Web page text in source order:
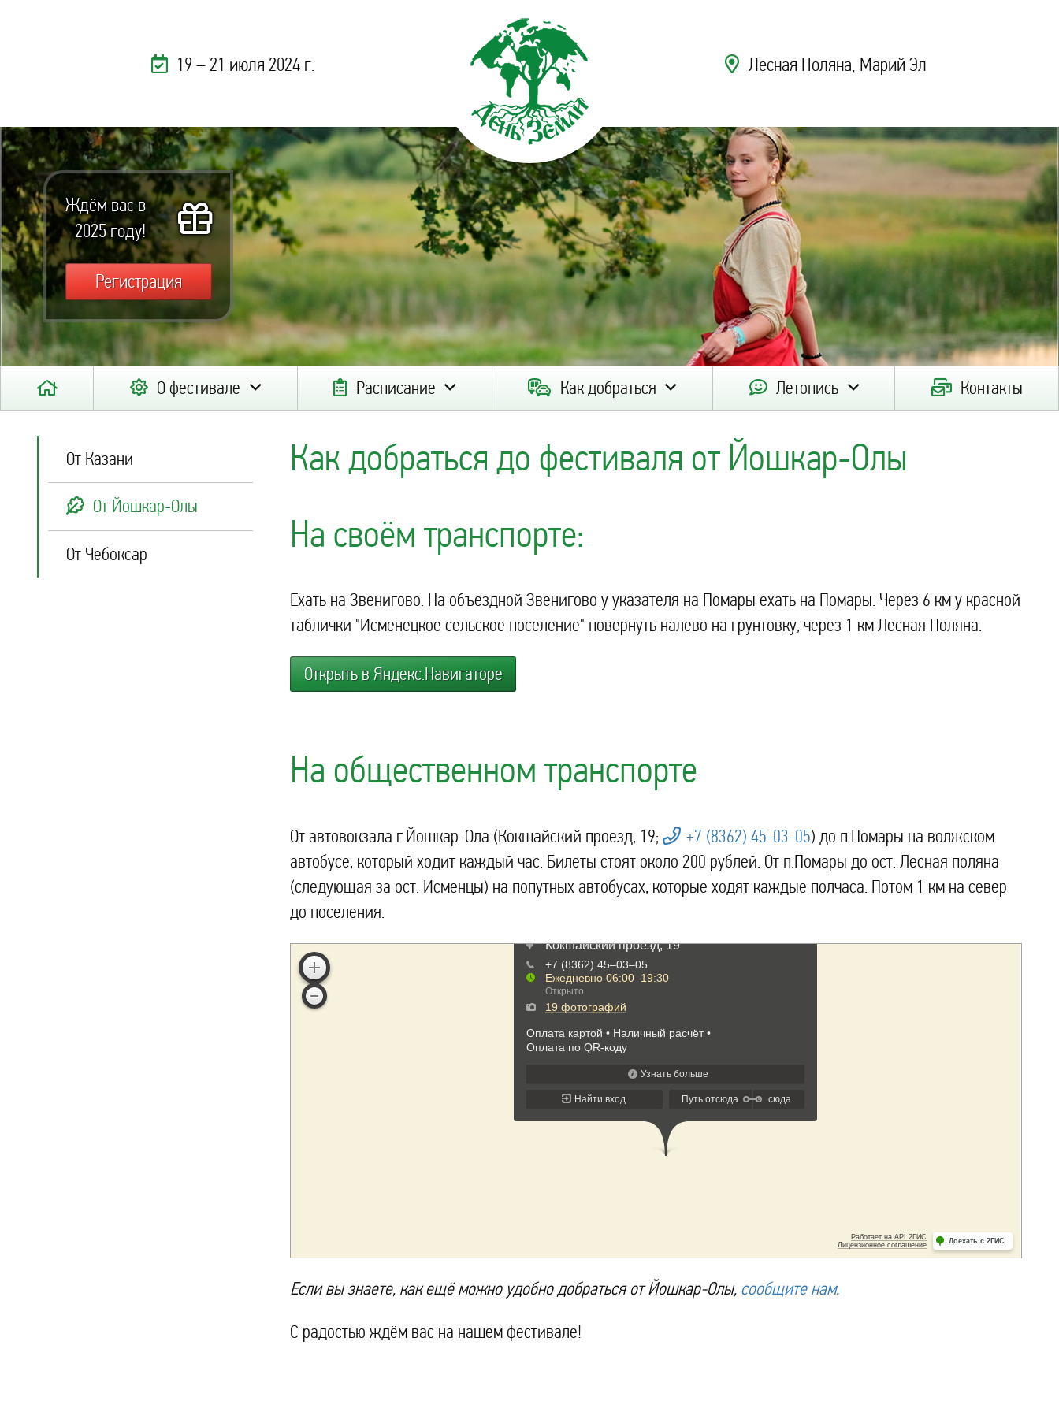
19 – 21 июля 2024 г. Лесная Поляна, Марий Эл
Ждём вас в
2025 году!
Регистрация
О фестивале Расписание Как добраться Летопись Контакты
От Казани
От Йошкар-Олы
От Чебоксар
Как добраться до фестиваля от Йошкар-Олы
На своём транспорте:
Ехать на Звенигово. На объездной Звенигово у указателя на Помары ехать на Помары. Через 6 км у красной
таблички "Исменецкое сельское поселение" повернуть налево на грунтовку, через 1 км Лесная Поляна.
Открыть в Яндекс.Навигаторе
На общественном транспорте
От автовокзала г.Йошкар-Ола (Кокшайский проезд, 19; +7 (8362) 45-03-05) до п.Помары на волжском
автобусе, который ходит каждый час. Билеты стоят около 200 рублей. От п.Помары до ост. Лесная поляна
(следующая за ост. Исменцы) на попутных автобусах, которые ходят каждые полчаса. Потом 1 км на север
до поселения.
Если вы знаете, как ещё можно удобно добраться от Йошкар-Олы, сообщите нам.
С радостью ждём вас на нашем фестивале!